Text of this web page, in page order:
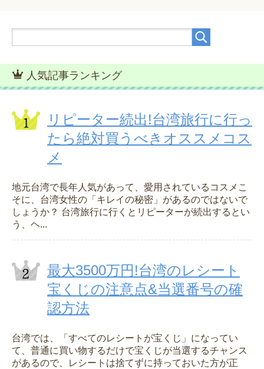
人気記事ランキング
リピーター続出!台湾旅行に行っ
たら絶対買うべきオススメコス
メ
地元台湾で長年人気があって、愛用されているコスメこ
そに、台湾女性の「キレイの秘密」があるのではないで
しょうか？ 台湾旅行に行くとリピーターが続出するとい
う、ヘ...
最大3500万円!台湾のレシート
宝くじの注意点&当選番号の確
認方法
台湾では、「すべてのレシートが宝くじ」になってい
て、普通に買い物するだけで宝くじが当選するチャンス
があるので、レシートは捨てずに持っておいた方が正